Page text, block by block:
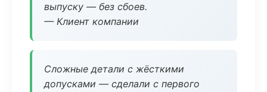
выпуску — без сбоев.
— Клиент компании
Сложные детали с жёсткими
допусками — сделали с первого